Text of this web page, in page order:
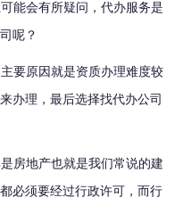
可能会有所疑问，代办服务是
呢？
要原因就是资质办理难度较
办理 ，最后选择找代办公司
房地产也就是我们常说的建
必须要经过行政许可，而行